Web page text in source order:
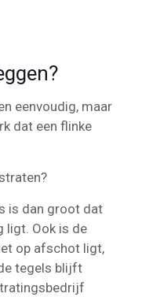
eenvoudig, maar
dat een flinke
is dan groot dat
ligt. Ook is de
op afschot ligt,
tegels blijft